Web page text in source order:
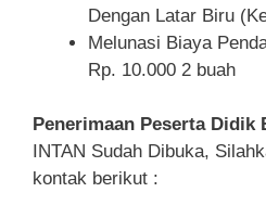
Dengan Latar Biru
Melunasi Biaya
Rp. 10.000 2 buah
Penerimaan Peserta Didik
INTAN Sudah Dibuka,
kontak berikut :